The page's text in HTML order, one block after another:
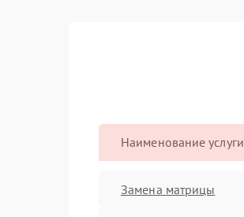
Наименование услуги
Замена матрицы